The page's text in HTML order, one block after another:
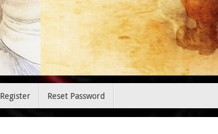
Register Reset Password